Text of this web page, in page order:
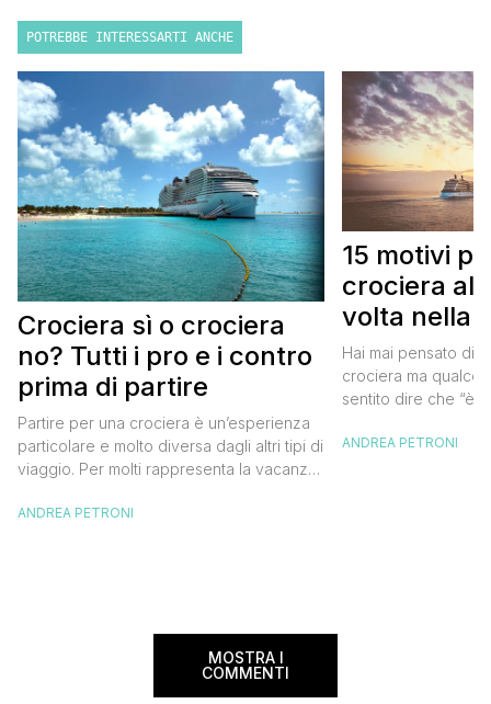
POTREBBE INTERESSARTI ANCHE
Crociera sì o crociera
no? Tutti i pro e i contro
prima di partire
Partire per una crociera è un’esperienza
particolare e molto diversa dagli altri tipi di
viaggio. Per molti rappresenta la vacanza
di visitare più destinazioni senza dover
ANDREA PETRONI
15 motivi
crociera
volta nella
Hai mai pensato di
crociera ma
sentito dire che “è
racconti la mia
ANDREA PETRONI
MOSTRA I
COMMENTI